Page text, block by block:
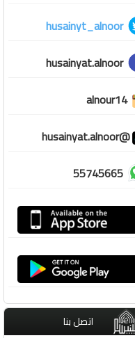
husainyt_alnoor
husainyat.alnoor
alnour14
@husainyat.alnoor
55745665
اتصل بنا